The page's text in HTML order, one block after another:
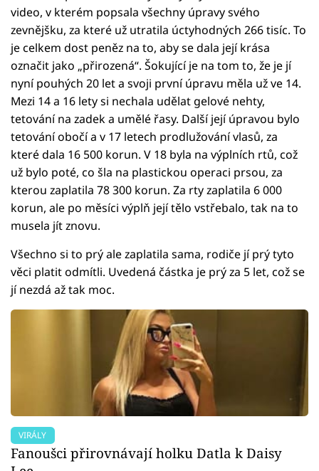
video, v kterém popsala všechny úpravy svého
zevnějšku, za které už utratila úctyhodných 266 tisíc. To
je celkem dost peněz na to, aby se dala její krása
označit jako „přirozená“. Šokující je na tom to, že je jí
nyní pouhých 20 let a svoji první úpravu měla už ve 14.
Mezi 14 a 16 lety si nechala udělat gelové nehty,
tetování na zadek a umělé řasy. Další její úpravou bylo
tetování obočí a v 17 letech prodlužování vlasů, za
které dala 16 500 korun. V 18 byla na výplních rtů, což
už bylo poté, co šla na plastickou operaci prsou, za
kterou zaplatila 78 300 korun. Za rty zaplatila 6 000
korun, ale po měsíci výplň její tělo vstřebalo, tak na to
musela jít znovu.
Všechno si to prý ale zaplatila sama, rodiče jí prý tyto
věci platit odmítli. Uvedená částka je prý za 5 let, což se
jí nezdá až tak moc.
VIRÁLY
Fanoušci přirovnávají holku Datla k Daisy